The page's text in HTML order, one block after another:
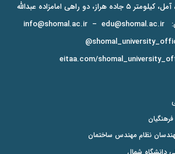
دو راهی امامزاده عبدالله
info@shomal.ac.ir – edu@shomal.ac.ir
eitaa.com/
نظام مهندس ساختمان